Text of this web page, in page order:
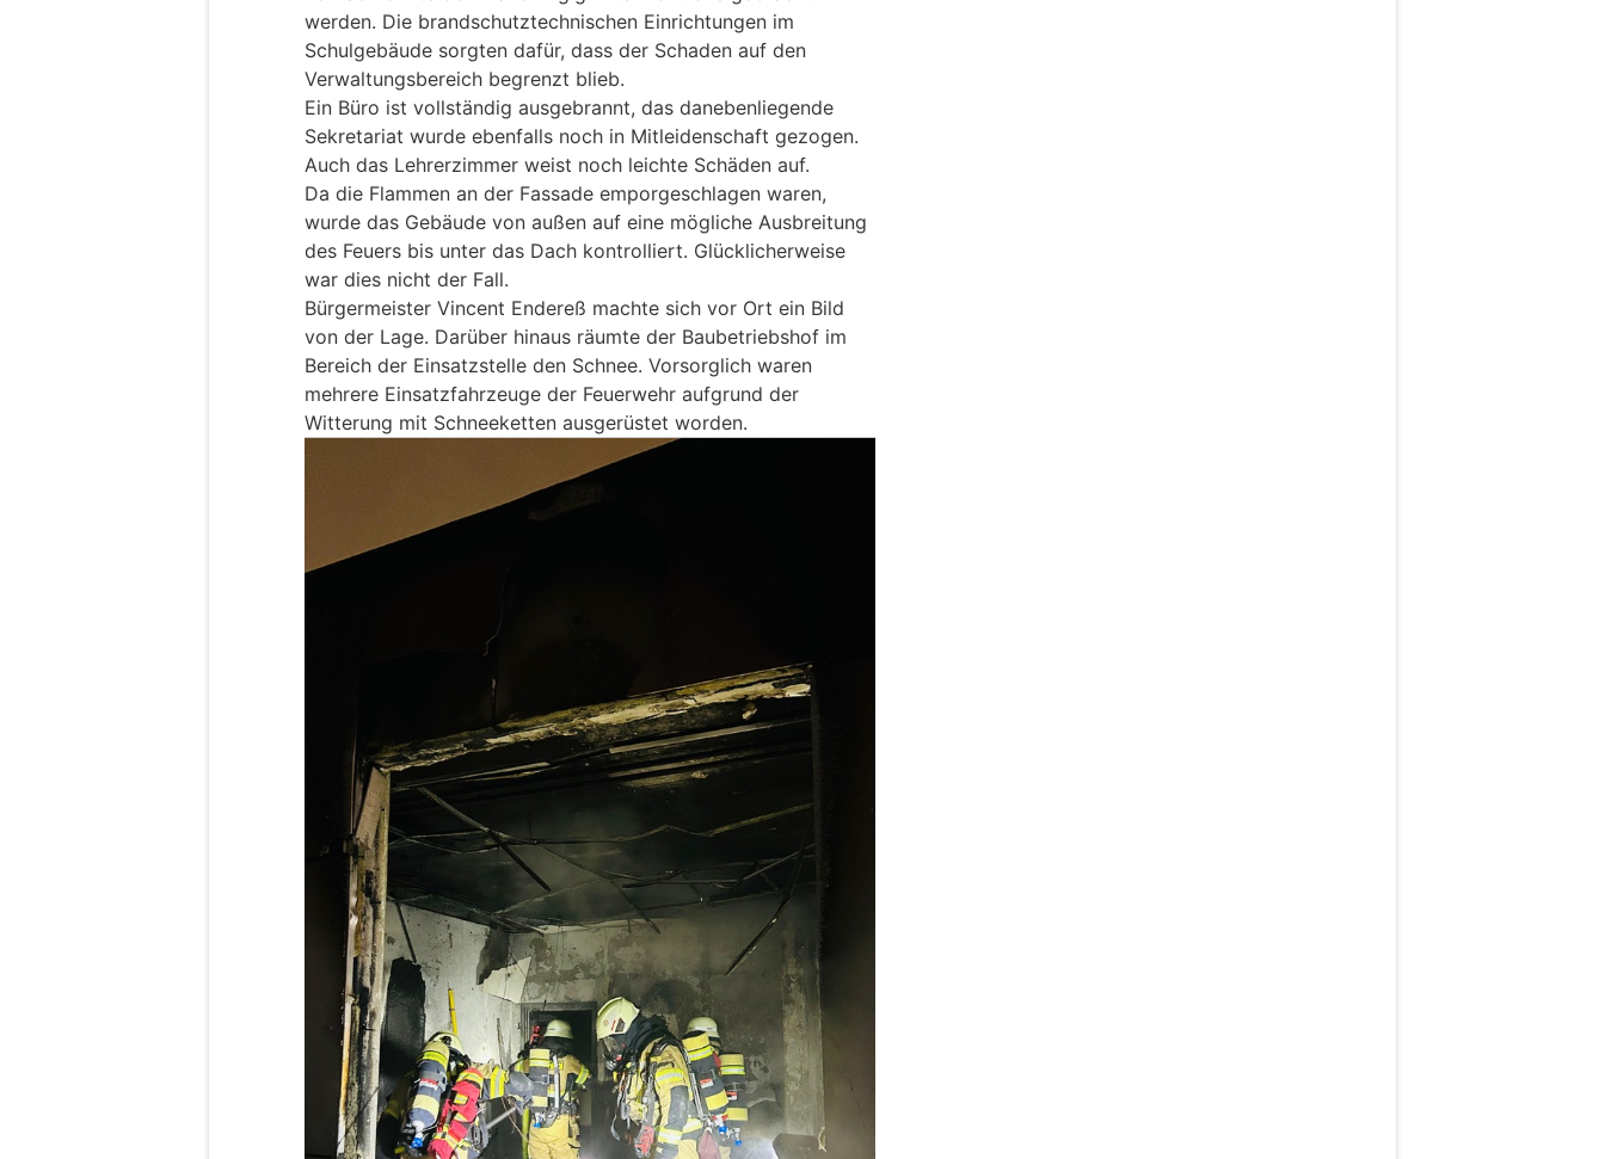
werden. Die brandschutztechnischen Einrichtungen im
Schulgebäude sorgten dafür, dass der Schaden auf den
Verwaltungsbereich begrenzt blieb.
Ein Büro ist vollständig ausgebrannt, das danebenliegende
Sekretariat wurde ebenfalls noch in Mitleidenschaft gezogen.
Auch das Lehrerzimmer weist noch leichte Schäden auf.
Da die Flammen an der Fassade emporgeschlagen waren,
wurde das Gebäude von außen auf eine mögliche Ausbreitung
des Feuers bis unter das Dach kontrolliert. Glücklicherweise
war dies nicht der Fall.
Bürgermeister Vincent Endereß machte sich vor Ort ein Bild
von der Lage. Darüber hinaus räumte der Baubetriebshof im
Bereich der Einsatzstelle den Schnee. Vorsorglich waren
mehrere Einsatzfahrzeuge der Feuerwehr aufgrund der
Witterung mit Schneeketten ausgerüstet worden.